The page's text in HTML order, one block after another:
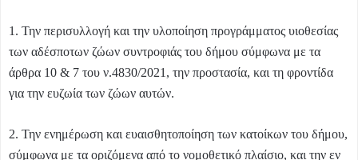
1. Την περισυλλογή και την υλοποίηση προγράμματος υιοθεσίας
των αδέσποτων ζώων συντροφιάς του δήμου σύμφωνα με τα
άρθρα 10 & 7 του ν.4830/2021, την προστασία, και τη φροντίδα
για την ευζωία των ζώων αυτών.
2. Την ενημέρωση και ευαισθητοποίηση των κατοίκων του δήμου,
σύμφωνα με τα οριζόμενα από το νομοθετικό πλαίσιο, και την εν